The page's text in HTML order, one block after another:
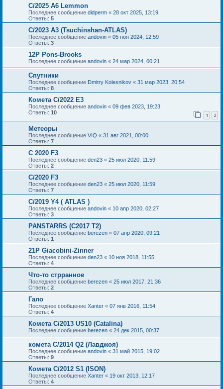
С/2025 A6 Lemmon
Последнее сообщение didperm « 28 окт 2025, 13:19
Ответы: 5
C/2023 A3 (Tsuchinshan-ATLAS)
Последнее сообщение andovin « 05 ноя 2024, 12:59
Ответы: 3
12P Pons-Brooks
Последнее сообщение andovin « 24 мар 2024, 00:21
Спутники
Последнее сообщение Dmitry Kolesnikov « 31 мар 2023, 20:54
Ответы: 8
Комета C/2022 E3
Последнее сообщение andovin « 09 фев 2023, 19:23
Ответы: 10 1 2
Метеоры
Последнее сообщение VIQ « 31 авг 2021, 00:00
Ответы: 7
C 2020 F3
Последнее сообщение den23 « 25 июл 2020, 11:59
Ответы: 2
C/2020 F3
Последнее сообщение den23 « 25 июл 2020, 11:59
Ответы: 7
C/2019 Y4 ( ATLAS )
Последнее сообщение andovin « 10 апр 2020, 02:27
Ответы: 3
PANSTARRS (C2017 T2)
Последнее сообщение berezen « 07 апр 2020, 09:21
Ответы: 1
21P Giacobini-Zinner
Последнее сообщение den23 « 10 ноя 2018, 11:55
Ответы: 4
Что-то стрранное
Последнее сообщение berezen « 25 июл 2017, 21:36
Ответы: 2
Гало
Последнее сообщение Xanter « 07 янв 2016, 11:54
Ответы: 4
Комета C/2013 US10 (Catalina)
Последнее сообщение berezen « 24 дек 2015, 00:37
комета C/2014 Q2 (Лавджоя)
Последнее сообщение andovin « 31 май 2015, 19:02
Ответы: 9
Комета C/2012 S1 (ISON)
Последнее сообщение Xanter « 19 окт 2013, 12:17
Ответы: 4